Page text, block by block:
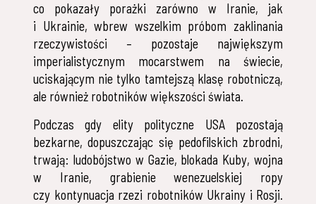
co pokazały porażki zarówno w Iranie, jak
i Ukrainie, wbrew wszelkim próbom zaklinania
rzeczywistości – pozostaje największym
imperialistycznym mocarstwem na świecie,
uciskającym nie tylko tamtejszą klasę robotniczą,
ale również robotników większości świata.
Podczas gdy elity polityczne USA pozostają
bezkarne, dopuszczając się pedofilskich zbrodni,
trwają: ludobójstwo w Gazie, blokada Kuby, wojna
w Iranie, grabienie wenezuelskiej ropy
czy kontynuacja rzezi robotników Ukrainy i Rosji.